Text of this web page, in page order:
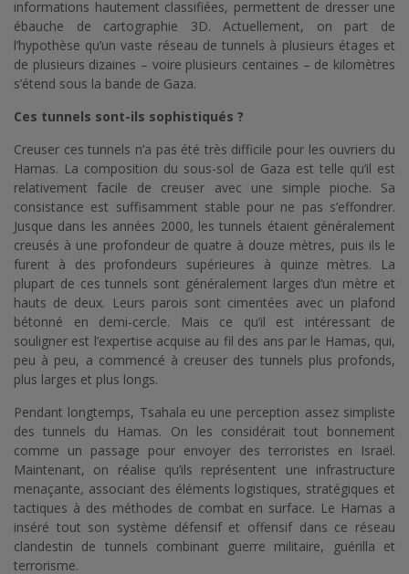
informations hautement classifiées, permettent de dresser une
ébauche de cartographie 3D. Actuellement, on part de
l’hypothèse qu’un vaste réseau de tunnels à plusieurs étages et
de plusieurs dizaines – voire plusieurs centaines – de kilomètres
s’étend sous la bande de Gaza.
Ces tunnels sont-ils sophistiqués ?
Creuser ces tunnels n’a pas été très difficile pour les ouvriers du
Hamas. La composition du sous-sol de Gaza est telle qu’il est
relativement facile de creuser avec une simple pioche. Sa
consistance est suffisamment stable pour ne pas s’effondrer.
Jusque dans les années 2000, les tunnels étaient généralement
creusés à une profondeur de quatre à douze mètres, puis ils le
furent à des profondeurs supérieures à quinze mètres. La
plupart de ces tunnels sont généralement larges d’un mètre et
hauts de deux. Leurs parois sont cimentées avec un plafond
bétonné en demi-cercle. Mais ce qu’il est intéressant de
souligner est l’expertise acquise au fil des ans par le Hamas, qui,
peu à peu, a commencé à creuser des tunnels plus profonds,
plus larges et plus longs.
Pendant longtemps, Tsahala eu une perception assez simpliste
des tunnels du Hamas. On les considérait tout bonnement
comme un passage pour envoyer des terroristes en Israël.
Maintenant, on réalise qu’ils représentent une infrastructure
menaçante, associant des éléments logistiques, stratégiques et
tactiques à des méthodes de combat en surface. Le Hamas a
inséré tout son système défensif et offensif dans ce réseau
clandestin de tunnels combinant guerre militaire, guérilla et
terrorisme.